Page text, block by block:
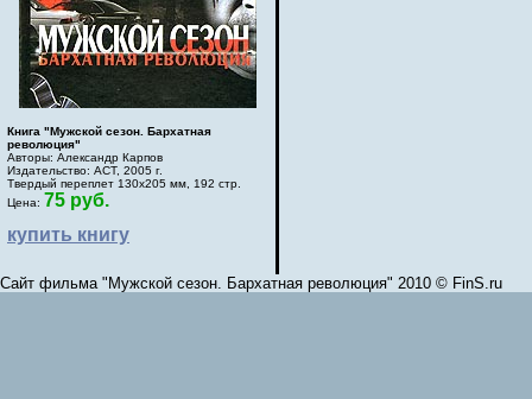
Книга "Мужской сезон. Бархатная
революция"
Авторы: Александр Карпов
Издательство: АСТ, 2005 г.
Твердый переплет 130х205 мм, 192 стр.
Цена: 75 руб.
купить книгу
Сайт фильма "Мужской сезон. Бархатная революция" 2010 © FinS.ru